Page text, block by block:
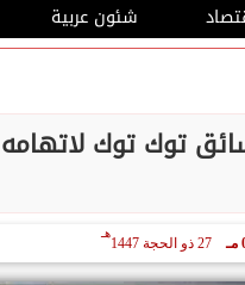
شئون عربية
توك توك
27 ذو الحجة 1447
هـ